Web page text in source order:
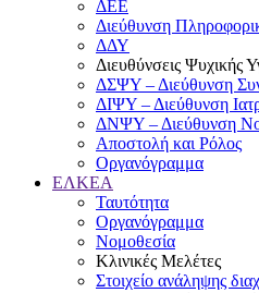
ΔΕΕ
Διεύθυνση
ΔΔΥ
Διευθύνσεις Ψυχικής
ΔΣΨΥ – Διεύθυνση
ΔΙΨΥ – Διεύθυνση
ΔΝΨΥ – Διεύθυνση
Αποστολή και Ρόλος
Οργανόγραμμα
ΕΛΚΕΑ
Ταυτότητα
Οργανόγραμμα
Νομοθεσία
Κλινικές Μελέτες
Στοιχείο ανάληψης